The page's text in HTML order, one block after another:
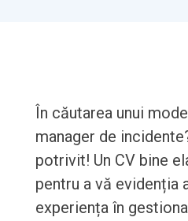
În căutarea unui
manager de
potrivit! Un CV bine
pentru a vă evidenția
experiența în